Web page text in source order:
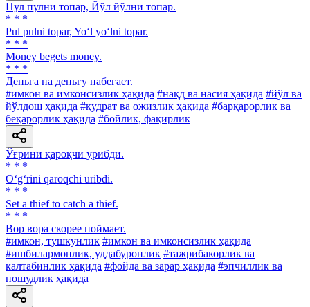
Пул пулни топар, Йўл йўлни топар.
* * *
Pul pulni topar, Yo‘l yo‘lni topar.
* * *
Money begets money.
* * *
Деньга на деньгу набегает.
#имкон ва имконсизлик ҳақида #нақд ва насия ҳақида #йўл ва
йўлдош ҳақида #қудрат ва ожизлик ҳақида #барқарорлик ва
беқарорлик ҳақида #бойлик, фақирлик
Ўғрини қароқчи урибди.
* * *
O‘g‘rini qaroqchi uribdi.
* * *
Set a thief to catch a thief.
* * *
Вор вора скорее поймает.
#имкон, тушкунлик #имкон ва имконсизлик ҳақида
#ишбилармонлик, уддабуронлик #тажрибакорлик ва
калтабинлик ҳақида #фойда ва зарар ҳақида #эпчиллик ва
ношудлик ҳақида